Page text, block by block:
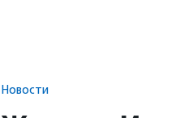
Новости